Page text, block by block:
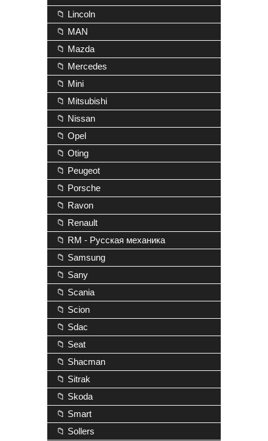
📁 Lincoln
📁 MAN
📁 Mazda
📁 Mercedes
📁 Mini
📁 Mitsubishi
📁 Nissan
📁 Opel
📁 Oting
📁 Peugeot
📁 Porsche
📁 Ravon
📁 Renault
📁 RM - Русская механика
📁 Samsung
📁 Sany
📁 Scania
📁 Scion
📁 Sdac
📁 Seat
📁 Shacman
📁 Sitrak
📁 Skoda
📁 Smart
📁 Sollers